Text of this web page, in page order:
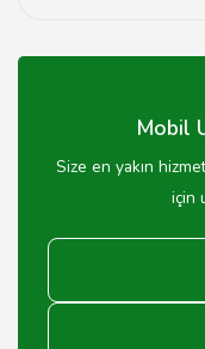
için vegan değildir.
Mobil
Size en yakın
için